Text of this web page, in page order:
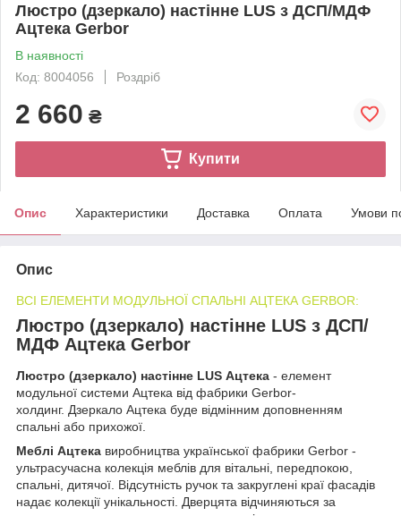
Люстро (дзеркало) настінне LUS з ДСП/МДФ
Ацтека Gerbor
В наявності
Код: 8004056
Роздріб
2 660 ₴
Купити
Опис Характеристики Доставка Оплата Умови
Опис
ВСІ ЕЛЕМЕНТИ МОДУЛЬНОЇ СПАЛЬНІ АЦТЕКА GERBOR:
Люстро (дзеркало) настінне LUS з ДСП/
МДФ Ацтека Gerbor
Люстро (дзеркало) настінне LUS Ацтека - елемент
модульної системи Ацтека від фабрики Gerbor-
холдинг. Дзеркало Ацтека буде відмінним доповненням
спальні або прихожої.
Меблі Ацтека виробництва української фабрики Gerbor -
ультрасучасна колекція меблів для вітальні, передпокою,
спальні, дитячої. Відсутність ручок та закруглені краї фасадів
надає колекції унікальності. Дверцята відчиняються за